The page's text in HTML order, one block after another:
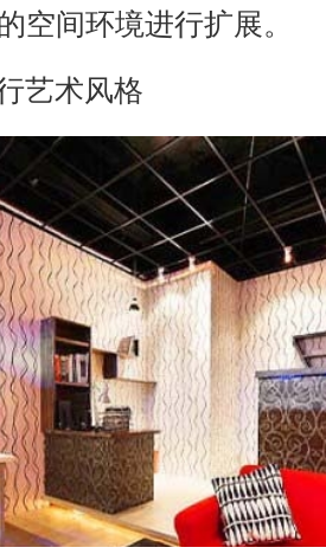
空间环境进行扩展。
艺术风格